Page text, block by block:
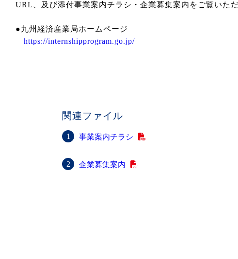
URL、及び添付事業案内チラシ・企業募集案内をご覧いた
●九州経済産業局ホームページ
https://internshipprogram.go.jp/
関連ファイル
事業案内チラシ
企業募集案内